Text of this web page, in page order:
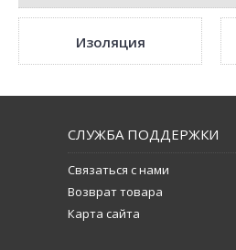
Изоляция
СЛУЖБА ПОДДЕРЖКИ
Связаться с нами
Возврат товара
Карта сайта